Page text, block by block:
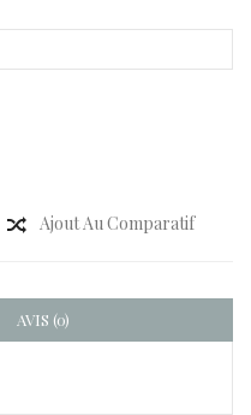
Ajout Au Comparatif
AVIS (0)